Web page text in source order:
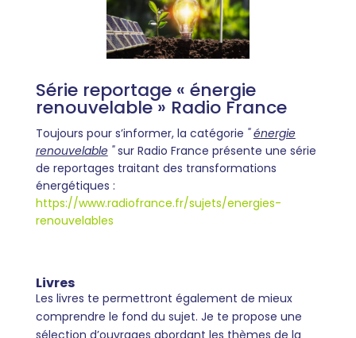
Série reportage « énergie
renouvelable » Radio France
Toujours pour s’informer, la catégorie "énergie
renouvelable"sur Radio France présente une série
de reportages traitant des transformations
énergétiques :
https://www.radiofrance.fr/sujets/energies-
renouvelables
Livres
Les livres te permettront également de mieux
comprendre le fond du sujet. Je te propose une
sélection d’ouvrages abordant les thèmes de la